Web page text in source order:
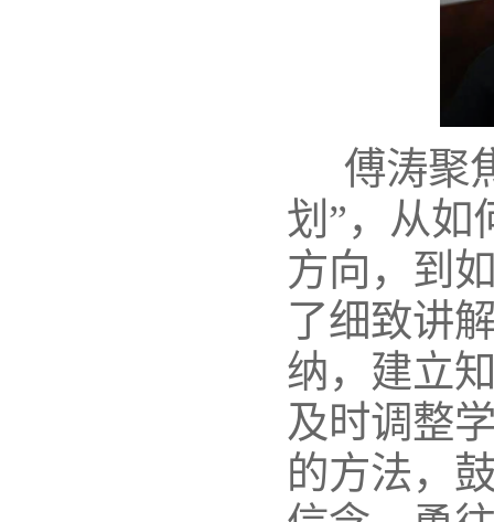
傅涛聚
划”，从如
方向，到
了细致讲
纳，建立
及时调整
的方法，